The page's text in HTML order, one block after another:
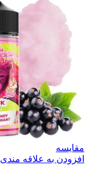
مقایسه
افزودن به علاقه مندی